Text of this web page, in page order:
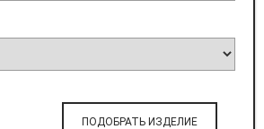
ПОДОБРАТЬ ИЗДЕЛИЕ